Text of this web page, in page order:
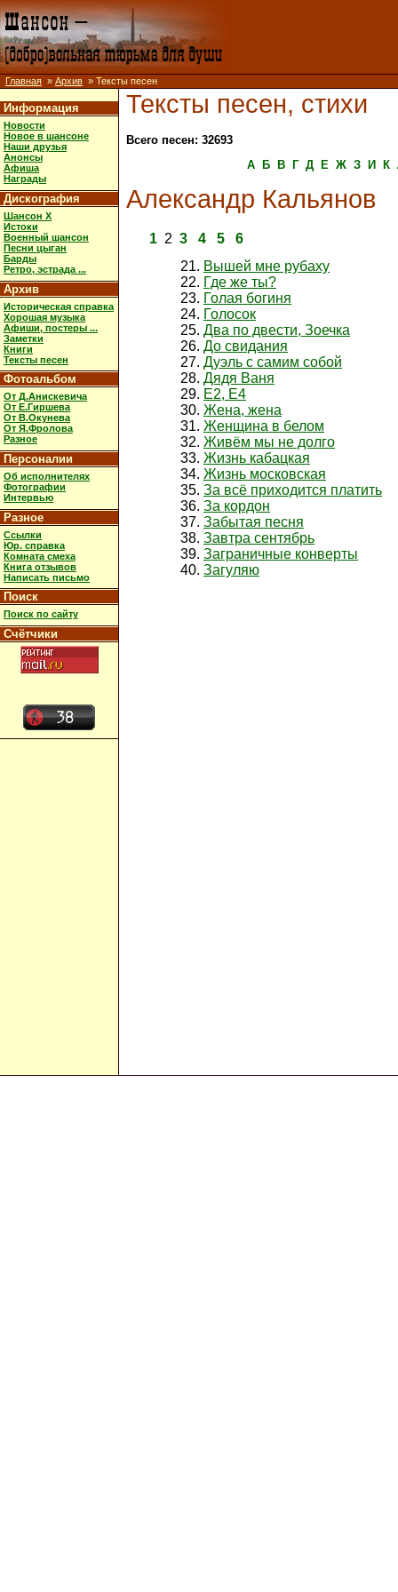
Главная » Архив » Тексты песен
Информация
Новости
Новое в шансоне
Наши друзья
Анонсы
Афиша
Награды
Дискография
Шансон X
Истоки
Военный шансон
Песни цыган
Барды
Ретро, эстрада ...
Архив
Историческая справка
Хорошая музыка
Афиши, постеры ...
Заметки
Книги
Тексты песен
Фотоальбом
От Д.Анискевича
От Е.Гиршева
От В.Окунева
От Я.Фролова
Разное
Персоналии
Об исполнителях
Фотографии
Интервью
Разное
Ссылки
Юр. справка
Комната смеха
Книга отзывов
Написать письмо
Поиск
Поиск по сайту
Счётчики
Тексты песен, стихи
Всего песен: 32693
А
Б В Г Д Е Ж З И К
Александр Кальянов
1 2 3 4 5
6
Вышей мне рубаху
Где же ты?
Голая богиня
Голосок
Два по двести, Зоечка
До свидания
Дуэль с самим собой
Дядя Ваня
Е2, Е4
Жена, жена
Женщина в белом
Живём мы не долго
Жизнь кабацкая
Жизнь московская
За всё приходится платить
За кордон
Забытая песня
Завтра сентябрь
Заграничные конверты
Загуляю